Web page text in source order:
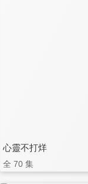
心靈不打烊
全 70 集